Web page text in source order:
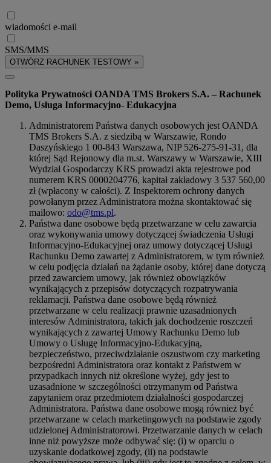
wiadomości e-mail
SMS/MMS
OTWÓRZ RACHUNEK TESTOWY »
Polityka Prywatności OANDA TMS Brokers S.A. – Rachunek
Demo, Usługa Informacyjno- Edukacyjna
Administratorem Państwa danych osobowych jest OANDA
TMS Brokers S.A. z siedzibą w Warszawie, Rondo
Daszyńskiego 1 00-843 Warszawa, NIP 526-275-91-31, dla
której Sąd Rejonowy dla m.st. Warszawy w Warszawie, XIII
Wydział Gospodarczy KRS prowadzi akta rejestrowe pod
numerem KRS 0000204776, kapitał zakładowy 3 537 560,00
zł (wpłacony w całości). Z Inspektorem ochrony danych
powołanym przez Administratora można skontaktować się
mailowo: odo@tms.pl.
Państwa dane osobowe będą przetwarzane w celu zawarcia
oraz wykonywania umowy dotyczącej świadczenia Usługi
Informacyjno-Edukacyjnej oraz umowy dotyczącej Usługi
Rachunku Demo zawartej z Administratorem, w tym również
w celu podjęcia działań na żądanie osoby, której dane dotyczą
przed zawarciem umowy, jak również obowiązków
wynikających z przepisów dotyczących rozpatrywania
reklamacji. Państwa dane osobowe będą również
przetwarzane w celu realizacji prawnie uzasadnionych
interesów Administratora, takich jak dochodzenie roszczeń
wynikających z zawartej Umowy Rachunku Demo lub
Umowy o Usługę Informacyjno-Edukacyjną,
bezpieczeństwo, przeciwdziałanie oszustwom czy marketing
bezpośredni Administratora oraz kontakt z Państwem w
przypadkach innych niż określone wyżej, gdy jest to
uzasadnione w szczególności otrzymanym od Państwa
zapytaniem oraz przedmiotem działalności gospodarczej
Administratora. Państwa dane osobowe mogą również być
przetwarzane w celach marketingowych na podstawie zgody
udzielonej Administratorowi. Przetwarzanie danych w celach
inne niż powyższe może odbywać się: (i) w oparciu o
uzyskanie dodatkowej zgody, (ii) na podstawie